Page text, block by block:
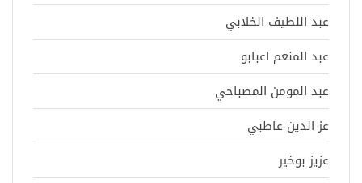
عبد اللطيف الخلابي
عبد المنعم اعبابو
عبد المومن المصباحي
عز الدين عاطبي
عزيز بوخير